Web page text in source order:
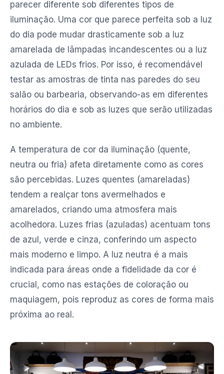
parecer diferente sob diferentes tipos de
iluminação. Uma cor que parece perfeita sob a luz
do dia pode mudar drasticamente sob a luz
amarelada de lâmpadas incandescentes ou a luz
azulada de LEDs frios. Por isso, é recomendável
testar as amostras de tinta nas paredes do seu
salão ou barbearia, observando-as em diferentes
horários do dia e sob as luzes que serão utilizadas
no ambiente.
A temperatura de cor da iluminação (quente,
neutra ou fria) afeta diretamente como as cores
são percebidas. Luzes quentes (amareladas)
tendem a realçar tons avermelhados e
amarelados, criando uma atmosfera mais
acolhedora. Luzes frias (azuladas) acentuam tons
de azul, verde e cinza, conferindo um aspecto
mais moderno e limpo. A luz neutra é a mais
indicada para áreas onde a fidelidade da cor é
crucial, como nas estações de coloração ou
maquiagem, pois reproduz as cores de forma mais
próxima ao real.